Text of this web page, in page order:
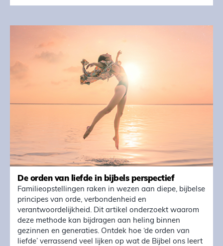
De orden van liefde in bijbels perspectief
Familieopstellingen raken in wezen aan diepe, bijbelse
principes van orde, verbondenheid en
verantwoordelijkheid. Dit artikel onderzoekt waarom
deze methode kan bijdragen aan heling binnen
gezinnen en generaties. Ontdek hoe ‘de orden van
liefde’ verrassend veel lijken op wat de Bijbel ons leert